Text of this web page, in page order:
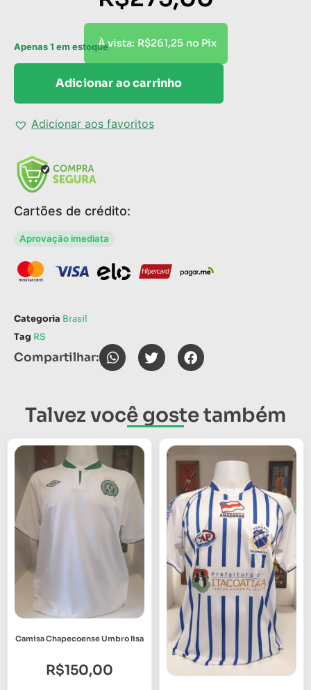
À vista: R$261,25 no Pix
Apenas 1 em estoque
Adicionar ao carrinho
Adicionar aos favoritos
Cartões de crédito:
Aprovação imediata
Categoria Brasil
Tag RS
Compartilhar:
Talvez você goste também
Camisa Chapecoense Umbro lisa
R$150,00